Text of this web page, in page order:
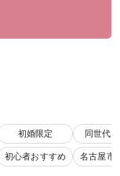
初婚限定
初心者おすすめ
同世代
名古屋市